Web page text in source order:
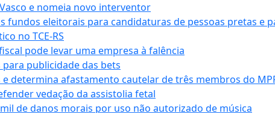
e nomeia novo interventor
fundos eleitorais para candidaturas de pessoas pretas e
no TCE-RS
pode levar uma empresa à falência
publicidade das bets
determina afastamento cautelar de três membros do
vedação da assistolia fetal
de danos morais por uso não autorizado de música